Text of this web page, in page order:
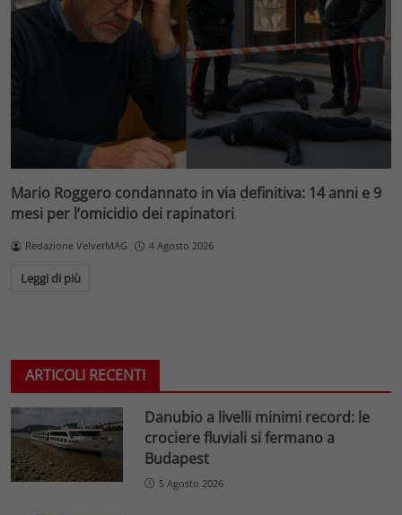
Mario Roggero condannato in via definitiva: 14 anni e 9
mesi per l’omicidio dei rapinatori
Redazione VelvetMAG 4 Agosto 2026
Leggi di più
ARTICOLI RECENTI
Danubio a livelli minimi record: le
crociere fluviali si fermano a
Budapest
5 Agosto 2026